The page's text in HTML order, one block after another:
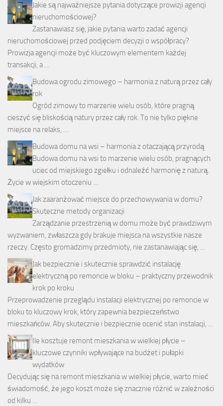
Jakie są najważniejsze pytania dotyczące prowizji agencji
nieruchomościowej?
Zastanawiasz się, jakie pytania warto zadać agencji
nieruchomościowej przed podjęciem decyzji o współpracy?
Prowizja agencji może być kluczowym elementem każdej
transakcji, a …
Budowa ogrodu zimowego – harmonia z naturą przez cały
rok
Ogród zimowy to marzenie wielu osób, które pragną
cieszyć się bliskością natury przez cały rok. To nie tylko piękne
miejsce na relaks, …
Budowa domu na wsi – harmonia z otaczającą przyrodą
Budowa domu na wsi to marzenie wielu osób, pragnących
uciec od miejskiego zgiełku i odnaleźć harmonię z naturą.
Życie w wiejskim otoczeniu …
Jak zaaranżować miejsce do przechowywania w domu?
Skuteczne metody organizacji
Zarządzanie przestrzenią w domu może być prawdziwym
wyzwaniem, zwłaszcza gdy brakuje miejsca na wszystkie nasze
rzeczy. Często gromadzimy przedmioty, nie zastanawiając się, …
Jak bezpiecznie i skutecznie sprawdzić instalację
elektryczną po remoncie w bloku – praktyczny przewodnik
krok po kroku
Przeprowadzenie przeglądu instalacji elektrycznej po remoncie w
bloku to kluczowy krok, który zapewnia bezpieczeństwo
mieszkańców. Aby skutecznie i bezpiecznie ocenić stan instalacji, …
Ile kosztuje remont mieszkania w wielkiej płycie –
kluczowe czynniki wpływające na budżet i pułapki
wydatków
Decydując się na remont mieszkania w wielkiej płycie, warto mieć
świadomość, że jego koszt może się znacznie różnić w zależności
od kilku …